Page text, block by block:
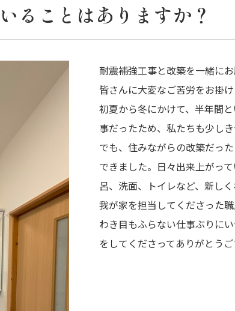
ることはありますか？
耐震補強工事と改築を一緒に
皆さんに大変なご苦労をお掛け
初夏から冬にかけて、半年間
事だったため、私たちも少し
でも、住みながらの改築だっ
できました。日々出来上がっ
呂、洗面、トイレなど、新し
我が家を担当してくださった
わき目もふらない仕事ぶりに
をしてくださってありがとうご